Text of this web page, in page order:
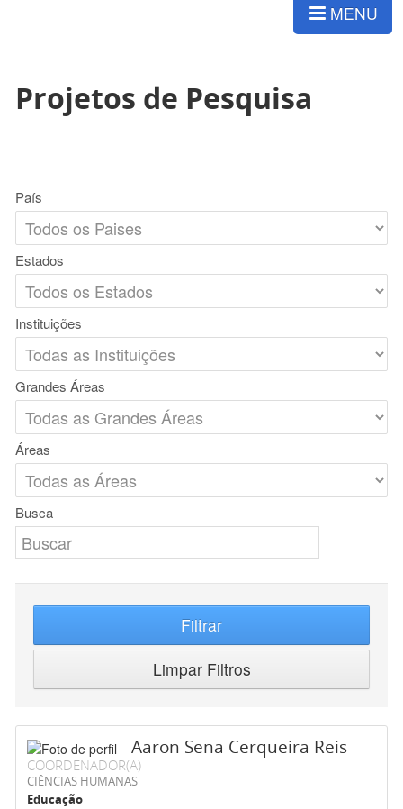
MENU
Projetos de Pesquisa
País
Estados
Instituições
Grandes Áreas
Áreas
Busca
Filtrar
Limpar Filtros
Aaron Sena Cerqueira Reis
COORDENADOR(A)
CIÊNCIAS HUMANAS
Educação